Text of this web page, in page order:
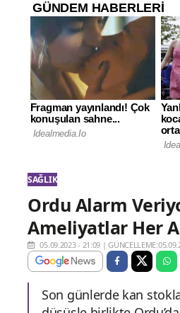
SAĞLIK
Ordu Alarm
Ameliyatlar Her
05.09.2023 - 21:09 |
Son günlerde kan